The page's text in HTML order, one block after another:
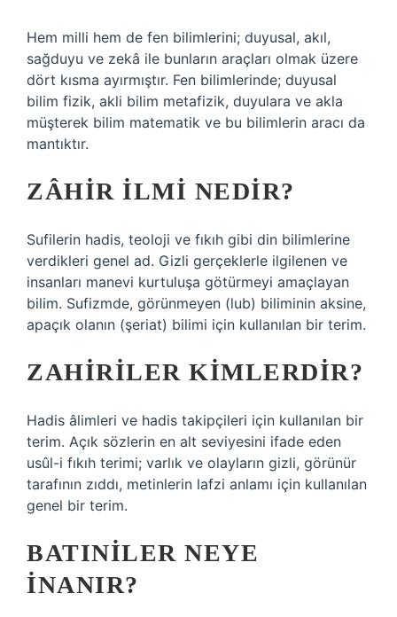
Hem milli hem de fen bilimlerini; duyusal, akıl,
sağduyu ve zekâ ile bunların araçları olmak üzere
dört kısma ayırmıştır. Fen bilimlerinde; duyusal
bilim fizik, akli bilim metafizik, duyulara ve akla
müşterek bilim matematik ve bu bilimlerin aracı da
mantıktır.
ZÂHIR ILMI NEDIR?
Sufilerin hadis, teoloji ve fıkıh gibi din bilimlerine
verdikleri genel ad. Gizli gerçeklerle ilgilenen ve
insanları manevi kurtuluşa götürmeyi amaçlayan
bilim. Sufizmde, görünmeyen (lub) biliminin aksine,
apaçık olanın (şeriat) bilimi için kullanılan bir terim.
ZAHIRILER KIMLERDIR?
Hadis âlimleri ve hadis takipçileri için kullanılan bir
terim. Açık sözlerin en alt seviyesini ifade eden
usûl-i fıkıh terimi; varlık ve olayların gizli, görünür
tarafının zıddı, metinlerin lafzi anlamı için kullanılan
genel bir terim.
BATINILER NEYE
INANIR?